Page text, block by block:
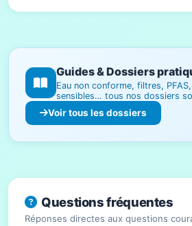
Guides & Dossiers
Eau non conforme, filtres,
sensibles… tous nos dossiers
Voir tous les dossiers
Questions fréquentes
Réponses directes aux questions